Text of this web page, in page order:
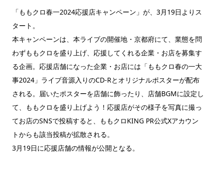
「ももクロ春一2024応援店キャンペーン」が、3月19日よりス
タート。
本キャンペーンは、本ライブの開催地・京都府にて、業態を問
わずももクロを盛り上げ、応援してくれる企業・お店を募集す
る企画。応援店舗になった企業・お店には「ももクロ春の一大
事2024」ライブ音源入りのCD-Rとオリジナルポスターが配布
される。届いたポスターを店舗に飾ったり、店舗BGMに設定し
て、ももクロを盛り上げよう！応援店がその様子を写真に撮っ
てお店のSNSで投稿すると、ももクロKING PR公式Xアカウン
トからも該当投稿が拡散される。
3月19日に応援店舗の情報が公開となる。